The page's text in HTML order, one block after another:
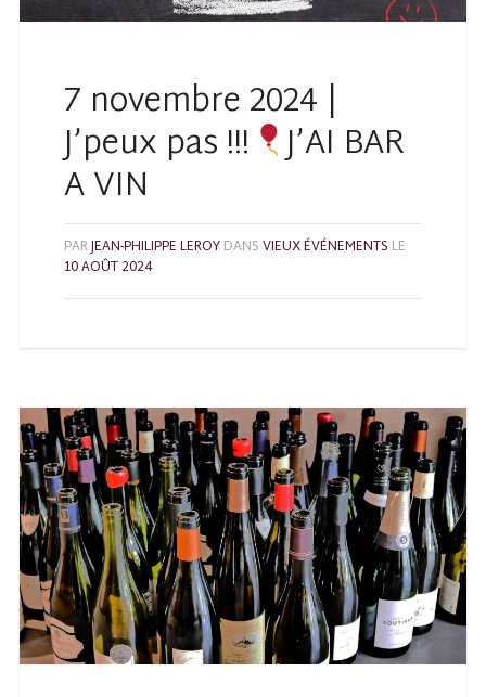
7 novembre 2024 |
J’peux pas !!! J’AI BAR
A VIN
PARJEAN-PHILIPPE LEROYDANSVIEUX ÉVÉNEMENTS LE
10 AOÛT 2024